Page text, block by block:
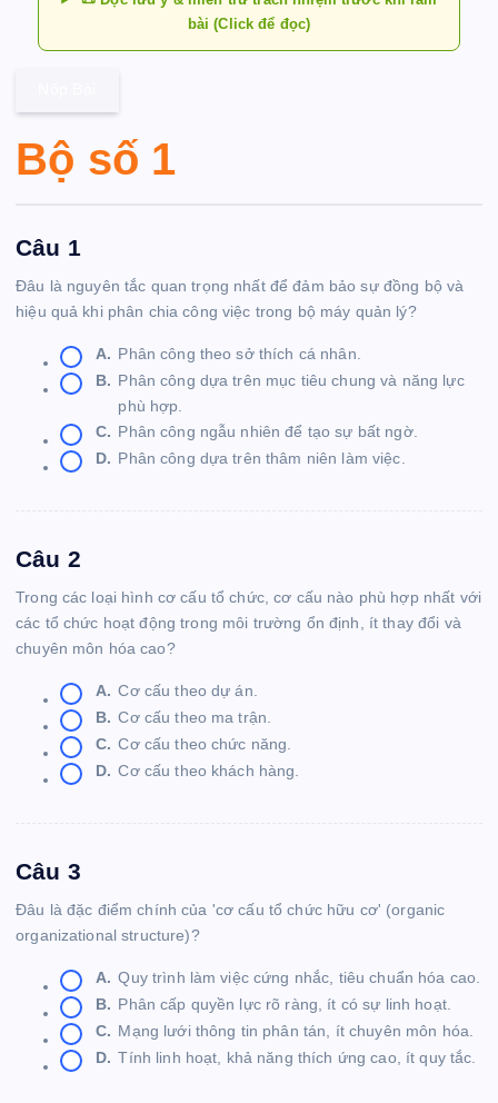
bài (Click để đọc)
Bộ số 1
Câu 1
Đâu là nguyên tắc quan trọng nhất để đảm bảo sự đồng bộ và
hiệu quả khi phân chia công việc trong bộ máy quản lý?
A. Phân công theo sở thích cá nhân.
B. Phân công dựa trên mục tiêu chung và năng lực
phù hợp.
C. Phân công ngẫu nhiên để tạo sự bất ngờ.
D. Phân công dựa trên thâm niên làm việc.
Câu 2
Trong các loại hình cơ cấu tổ chức, cơ cấu nào phù hợp nhất với
các tổ chức hoạt động trong môi trường ổn định, ít thay đổi và
chuyên môn hóa cao?
A. Cơ cấu theo dự án.
B. Cơ cấu theo ma trận.
C. Cơ cấu theo chức năng.
D. Cơ cấu theo khách hàng.
Câu 3
Đâu là đặc điểm chính của 'cơ cấu tổ chức hữu cơ' (organic
organizational structure)?
A. Quy trình làm việc cứng nhắc, tiêu chuẩn hóa cao.
B. Phân cấp quyền lực rõ ràng, ít có sự linh hoạt.
C. Mạng lưới thông tin phân tán, ít chuyên môn hóa.
D. Tính linh hoạt, khả năng thích ứng cao, ít quy tắc.